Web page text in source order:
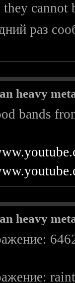
they cannot
раз
heavy
bands
heavy